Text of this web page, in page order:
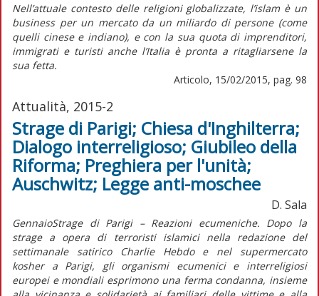
Nell’attuale contesto delle religioni globalizzate, l’islam è un
business per un mercato da un miliardo di persone (come
quelli cinese e indiano), e con la sua quota di imprenditori,
immigrati e turisti anche l’Italia è pronta a ritagliarsene la
sua fetta.
Articolo, 15/02/2015, pag. 98
Attualità, 2015-2
Strage di Parigi; Chiesa d'Inghilterra;
Dialogo interreligioso; Giubileo della
Riforma; Preghiera per l'unità;
Auschwitz; Legge anti-moschee
D. Sala
GennaioStrage di Parigi – Reazioni ecumeniche. Dopo la
strage a opera di terroristi islamici nella redazione del
settimanale satirico Charlie Hebdo e nel supermercato
kosher a Parigi, gli organismi ecumenici e interreligiosi
europei e mondiali esprimono una ferma condanna, insieme